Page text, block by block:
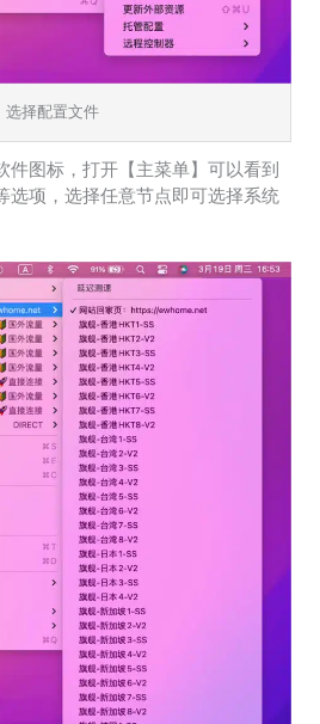
选择配置文件
件图标，打开【主菜单】可以看到
选项，选择任意节点即可选择系统